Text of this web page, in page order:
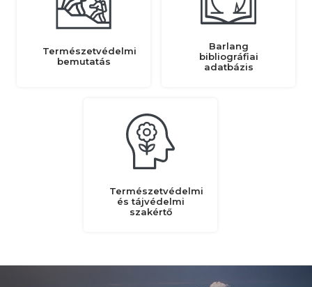
Természetvédelmi
bemutatás
Barlang
bibliográfiai
adatbázis
Természetvédelmi
és tájvédelmi
szakértő